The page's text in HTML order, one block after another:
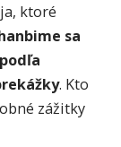
ktoré
sa
. Kto
zážitky